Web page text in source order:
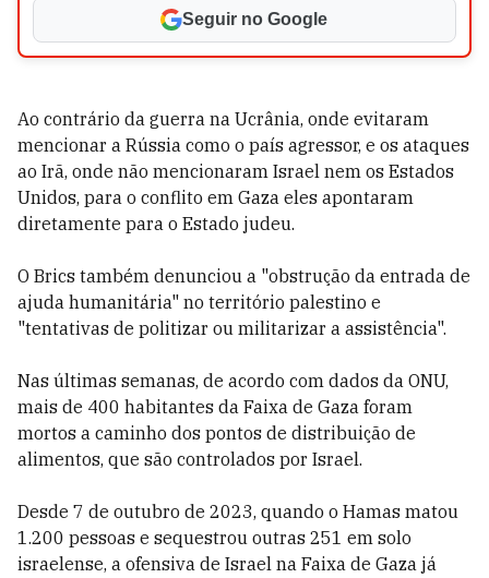
Seguir no Google
Ao contrário da guerra na Ucrânia, onde evitaram
mencionar a Rússia como o país agressor, e os ataques
ao Irã, onde não mencionaram Israel nem os Estados
Unidos, para o conflito em Gaza eles apontaram
diretamente para o Estado judeu.
O Brics também denunciou a "obstrução da entrada de
ajuda humanitária" no território palestino e
"tentativas de politizar ou militarizar a assistência".
Nas últimas semanas, de acordo com dados da ONU,
mais de 400 habitantes da Faixa de Gaza foram
mortos a caminho dos pontos de distribuição de
alimentos, que são controlados por Israel.
Desde 7 de outubro de 2023, quando o Hamas matou
1.200 pessoas e sequestrou outras 251 em solo
israelense, a ofensiva de Israel na Faixa de Gaza já